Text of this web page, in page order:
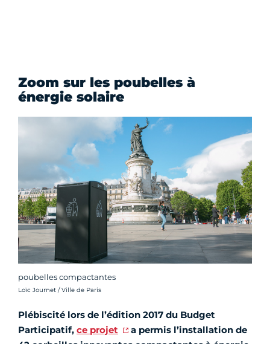
Zoom sur les poubelles à
énergie solaire
poubelles compactantes
Crédit photo :
Loïc Journet / Ville de Paris
Plébiscité lors de l’édition 2017 du Budget
Participatif, ce projet a permis l’installation de